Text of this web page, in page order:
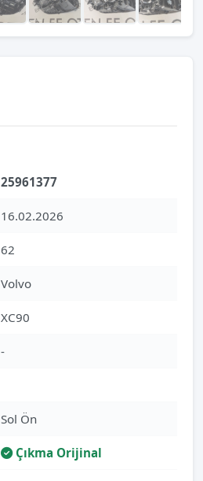
25961377
16.02.2026
62
Volvo
XC90
-
Sol Ön
Çıkma Orijinal